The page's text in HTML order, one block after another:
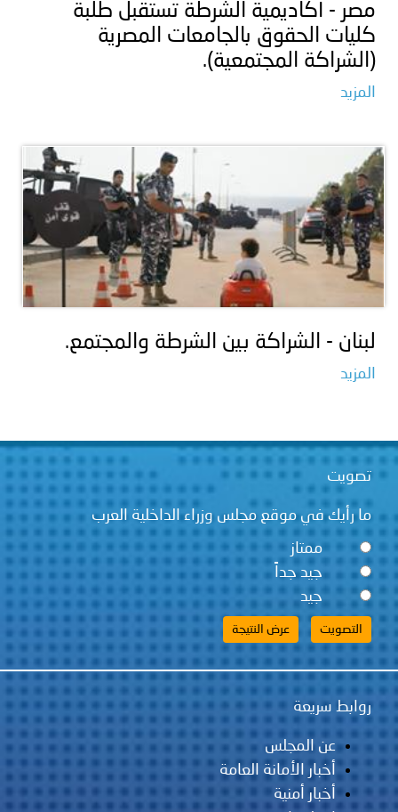
مصر - أكاديمية الشرطة تستقبل طلبة
كليات الحقوق بالجامعات المصرية
(الشراكة المجتمعية).
المزيد
لبنان - الشراكة بين الشرطة والمجتمع.
المزيد
تصويت
ما رأيك في موقع مجلس وزراء الداخلية العرب
ممتاز
جيد جداً
جيد
روابط سريعة
عن المجلس
أخبار الأمانة العامة
أخبار أمنية